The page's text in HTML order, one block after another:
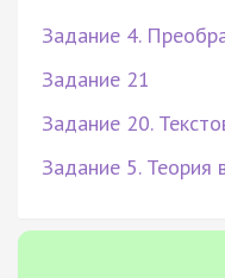
Задание 4.
Задание 21
Задание 20.
Задание 5. Теория